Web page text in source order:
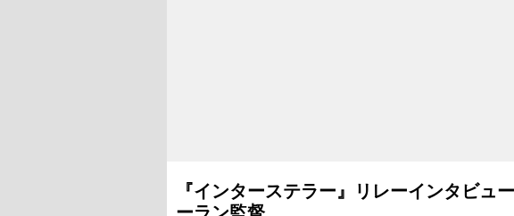
『インターステラー』リレーインタビュ